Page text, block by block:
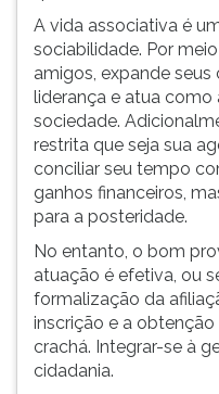
novamente.
A vida associativa é
sociabilidade. Por
amigos, expande
liderança e atua
sociedade.
restrita que seja sua
conciliar seu tempo
ganhos financeiros,
para a posteridade.
No entanto, o bom
atuação é efetiva, ou
formalização da
inscrição e a
crachá. Integrar-se à
cidadania.